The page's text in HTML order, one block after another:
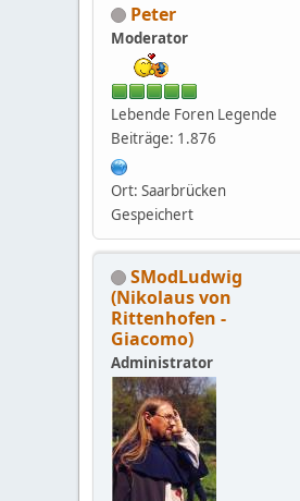
Peter
Moderator
Lebende Foren Legende
Beiträge: 1.876
Ort: Saarbrücken
Gespeichert
SModLudwig
(Nikolaus von
Rittenhofen -
Giacomo)
Administrator